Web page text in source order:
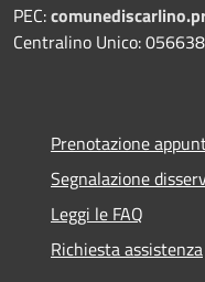
PEC:
Centralino Unico:
Prenotazione
Segnalazione
Leggi le FAQ
Richiesta assistenza